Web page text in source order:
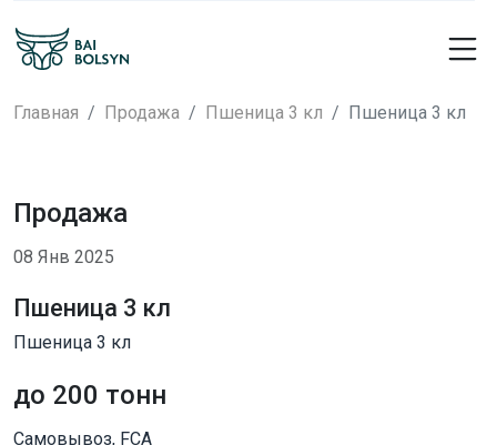
Главная Продажа Пшеница 3 кл Пшеница 3 кл
Продажа
08 Янв 2025
Пшеница 3 кл
Пшеница 3 кл
до 200 тонн
Самовывоз, FCA